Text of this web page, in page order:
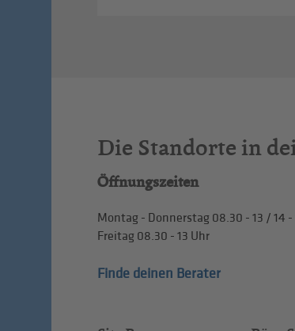
Die Standorte in
Öffnungszeiten
Montag - Donnerstag 08.30 - 13 / 14 -
Freitag 08.30 - 13 Uhr
Finde deinen Berater